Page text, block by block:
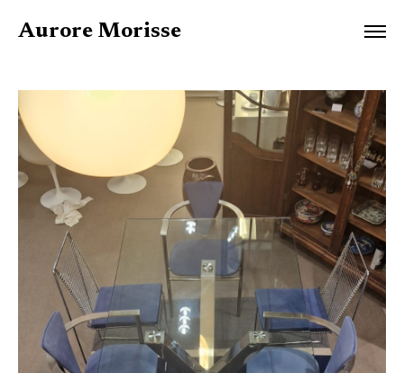
Aurore Morisse